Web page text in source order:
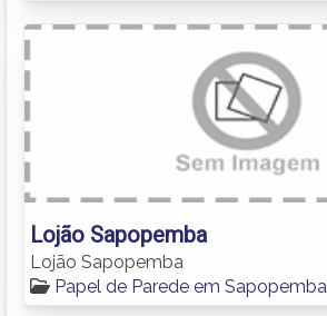
Lojão Sapopemba
Lojão Sapopemba
Papel de Parede em Sapopemba